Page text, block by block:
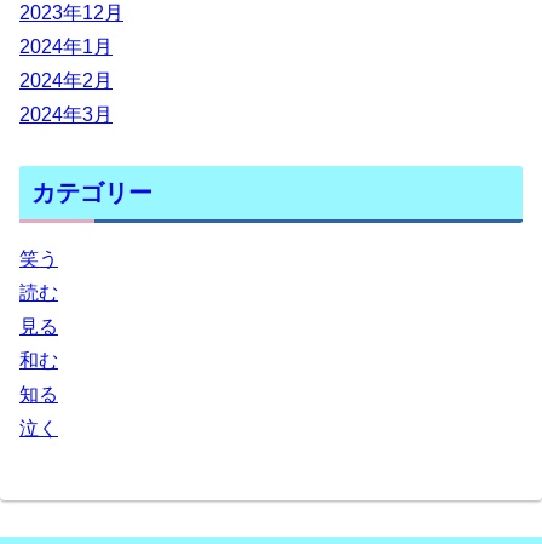
2023年12月
2024年1月
2024年2月
2024年3月
カテゴリー
笑う
読む
見る
和む
知る
泣く